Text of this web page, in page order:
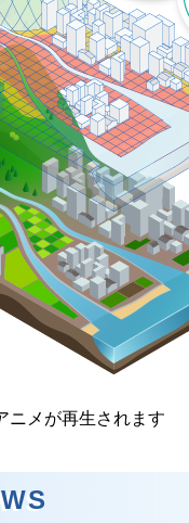
ニメが再生されます